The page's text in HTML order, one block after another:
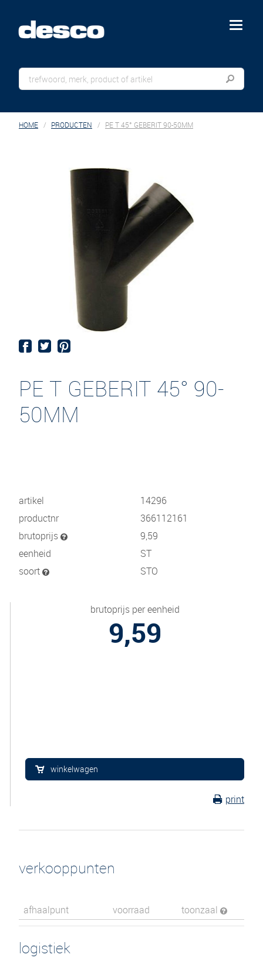
menu
HOME PRODUCTEN PE T 45° GEBERIT 90-50MM
PE T GEBERIT 45° 90-
50MM
artikel
14296
productnr
366112161
brutoprijs
9,59
eenheid
ST
soort
STO
brutoprijs per eenheid
9,59
winkelwagen
print
verkooppunten
afhaalpunt voorraad toonzaal
logistiek